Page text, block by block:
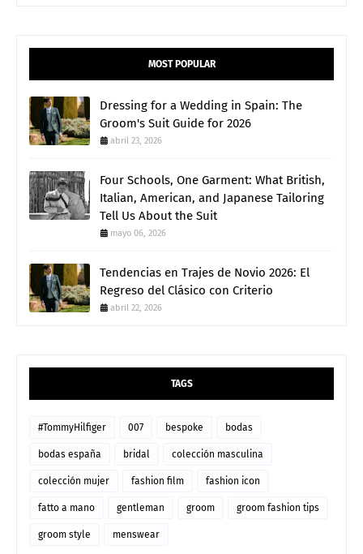
MOST POPULAR
Dressing for a Wedding in Spain: The
Groom's Suit Guide for 2026
abril 23, 2026
Four Schools, One Garment: What British,
Italian, American, and Japanese Tailoring
Tell Us About the Suit
mayo 06, 2026
Tendencias en Trajes de Novio 2026: El
Regreso del Clásico con Criterio
abril 22, 2026
TAGS
#TommyHilfiger 007 bespoke bodas
bodas españa bridal colección masculina
colección mujer fashion film fashion icon
fatto a mano gentleman groom groom fashion tips
groom style menswear